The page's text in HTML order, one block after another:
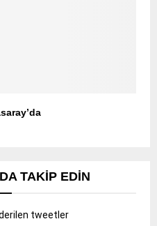
TAKIP EDIN
tweetler